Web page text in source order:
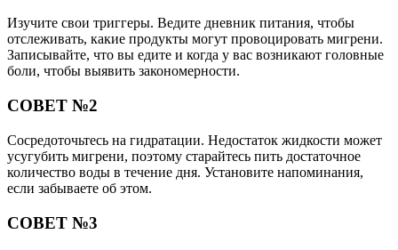
Изучите свои триггеры. Ведите дневник питания, чтобы
отслеживать, какие продукты могут провоцировать мигрени.
Записывайте, что вы едите и когда у вас возникают головные
боли, чтобы выявить закономерности.
СОВЕТ №2
Сосредоточьтесь на гидратации. Недостаток жидкости может
усугубить мигрени, поэтому старайтесь пить достаточное
количество воды в течение дня. Установите напоминания,
если забываете об этом.
СОВЕТ №3